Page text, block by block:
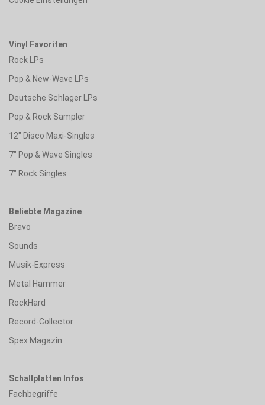
Vinyl Favoriten
Rock LPs
Pop & New-Wave LPs
Deutsche Schlager LPs
Pop & Rock Sampler
12" Disco Maxi-Singles
7" Pop & Wave Singles
7" Rock Singles
Beliebte Magazine
Bravo
Sounds
Musik-Express
Metal Hammer
RockHard
Record-Collector
Spex Magazin
Schallplatten Infos
Fachbegriffe